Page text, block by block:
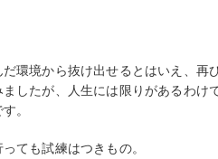
だ環境から抜け出せるとはいえ、再
ましたが、人生には限りがあるわけ
。
ても試練はつきもの。